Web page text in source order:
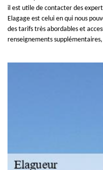
il est utile de contacter des
Elagage est celui en qui nous
des tarifs très abordables et
renseignements